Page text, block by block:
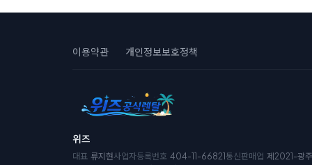
이용약관 개인정보보호정책
위즈
대표 류지현사업자등록번호 404-11-66821 통신판매업 제2021-광